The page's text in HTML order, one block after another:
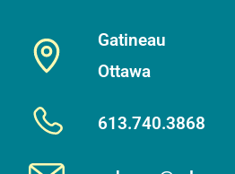
Gatineau
Ottawa
613.740.3868